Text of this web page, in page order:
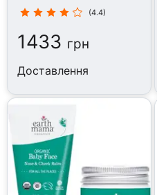
(4.4)
1433 грн
Доставлення